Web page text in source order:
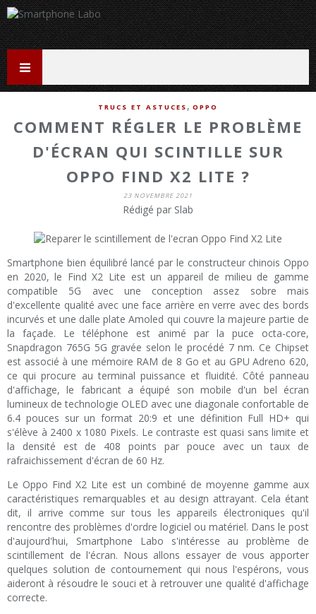
TRUCS ET ASTUCES , OPPO
COMMENT RÉGLER LE PROBLÈME
D'ÉCRAN QUI SCINTILLE SUR
OPPO FIND X2 LITE ?
23 NOVEMBRE 2021
Rédigé par Slab
Smartphone bien équilibré lancé par le constructeur chinois Oppo
en 2020, le Find X2 Lite est un appareil de milieu de gamme
compatible 5G avec une conception assez sobre mais
d'excellente qualité avec une face arrière en verre avec des bords
incurvés et une dalle plate Amoled qui couvre la majeure partie de
la façade. Le téléphone est animé par la puce octa-core,
Snapdragon 765G 5G gravée selon le procédé 7 nm. Ce Chipset
est associé à une mémoire RAM de 8 Go et au GPU Adreno 620,
ce qui procure au terminal puissance et fluidité. Côté panneau
d'affichage, le fabricant a équipé son mobile d'un bel écran
lumineux de technologie OLED avec une diagonale confortable de
6.4 pouces sur un format 20:9 et une définition Full HD+ qui
s'élève à 2400 x 1080 Pixels. Le contraste est quasi sans limite et
la densité est de 408 points par pouce avec un taux de
rafraichissement d'écran de 60 Hz.
Le Oppo Find X2 Lite est un combiné de moyenne gamme aux
caractéristiques remarquables et au design attrayant. Cela étant
dit, il arrive comme sur tous les appareils électroniques qu'il
rencontre des problèmes d'ordre logiciel ou matériel. Dans le post
d'aujourd'hui, Smartphone Labo s'intéresse au problème de
scintillement de l'écran. Nous allons essayer de vous apporter
quelques solution de contournement qui nous l'espérons, vous
aideront à résoudre le souci et à retrouver une qualité d'affichage
correcte.